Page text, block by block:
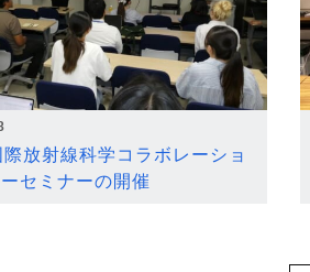
際放射線科学コラボレーショ
ーセミナーの開催